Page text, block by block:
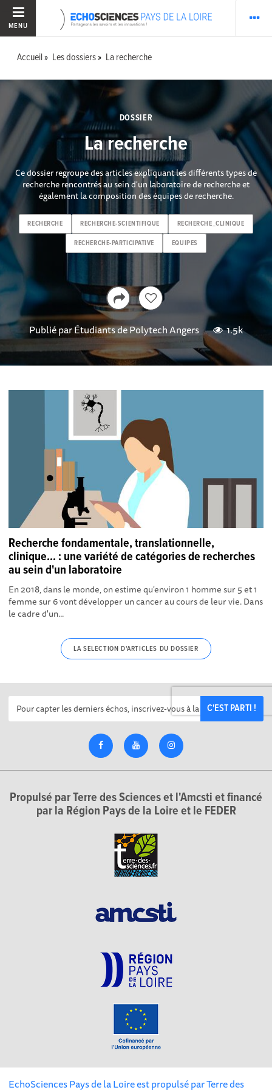
MENU
Accueil Les dossiers La recherche
DOSSIER
La recherche
Ce dossier regroupe des articles expliquant les différents types de
recherche rencontrés au sein d'un laboratoire de recherche et
également la composition des équipes de recherche.
RECHERCHE RECHERCHE-SCIENTIFIQUE RECHERCHE_CLINIQUE
RECHERCHE-PARTICIPATIVE EQUIPES
Publié parÉtudiants de Polytech Angers 1.5k
Recherche fondamentale, translationnelle,
clinique... : une variété de catégories de recherches
au sein d'un laboratoire
En 2018, dans le monde, on estime qu'environ 1 homme sur 5 et 1
femme sur 6 vont développer un cancer au cours de leur vie. Dans
le cadre d'un...
LA SELECTION D'ARTICLES DU DOSSIER
C'EST PARTI !
Propulsé par Terre des Sciences et l'Amcsti et financé
par la Région Pays de la Loire et le FEDER
EchoSciences Pays de la Loire est propulsé parTerre des